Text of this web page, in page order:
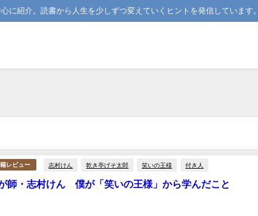
に紹介。読書から人生を少しずつ変えていくヒントを発信しています。
レビュー 志村けん 乾き亭げそ太郎 笑いの王様 付き人
師・志村けん 僕が「笑いの王様」から学んだこと